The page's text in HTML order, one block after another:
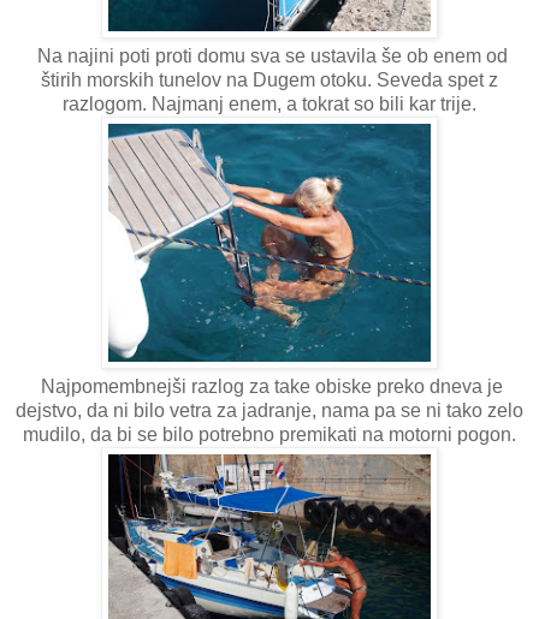
Na najini poti proti domu sva se ustavila še ob enem od
štirih morskih tunelov na Dugem otoku. Seveda spet z
razlogom. Najmanj enem, a tokrat so bili kar trije.
Najpomembnejši razlog za take obiske preko dneva je
dejstvo, da ni bilo vetra za jadranje, nama pa se ni tako zelo
mudilo, da bi se bilo potrebno premikati na motorni pogon.